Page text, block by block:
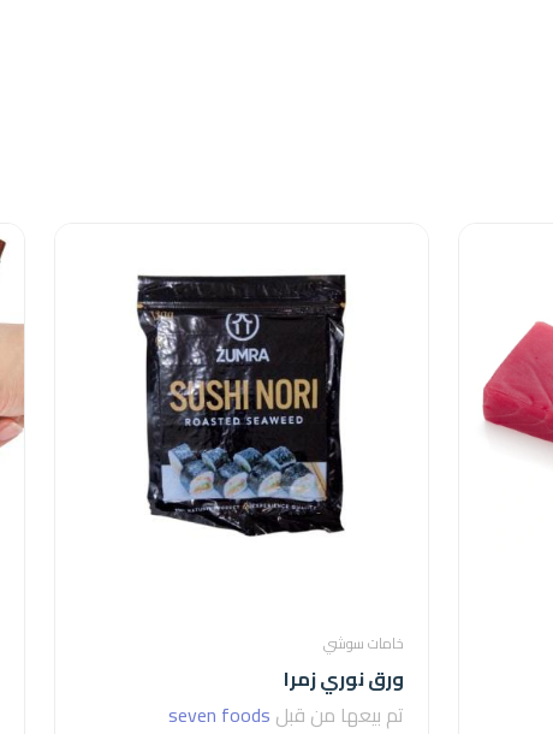
خامات سوشي
ورق نوري زمرا
تم بيعها من قبل seven foods